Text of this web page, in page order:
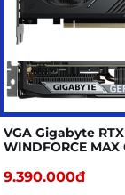
VGA Gigabyte
WINDFORCE MAX
9.390.000đ